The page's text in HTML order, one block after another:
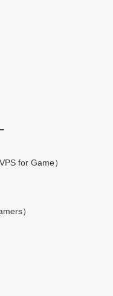
for Game）
）